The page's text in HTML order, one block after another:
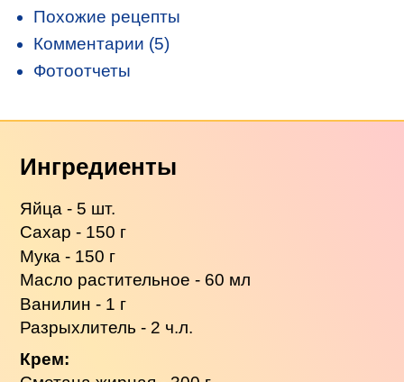
Похожие рецепты
Комментарии (5)
Фотоотчеты
Ингредиенты
Яйца - 5 шт.
Сахар - 150 г
Мука - 150 г
Масло растительное - 60 мл
Ванилин - 1 г
Разрыхлитель - 2 ч.л.
Крем: